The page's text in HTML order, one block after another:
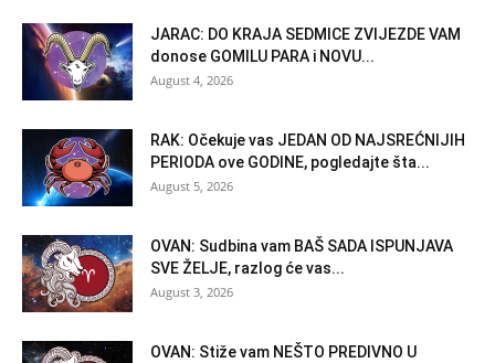
JARAC: DO KRAJA SEDMICE ZVIJEZDE VAM
donose GOMILU PARA i NOVU...
August 4, 2026
RAK: Očekuje vas JEDAN OD NAJSREĆNIJIH
PERIODA ove GODINE, pogledajte šta...
August 5, 2026
OVAN: Sudbina vam BAŠ SADA ISPUNJAVA
SVE ŽELJE, razlog će vas...
August 3, 2026
OVAN: Stiže vam NEŠTO PREDIVNO U